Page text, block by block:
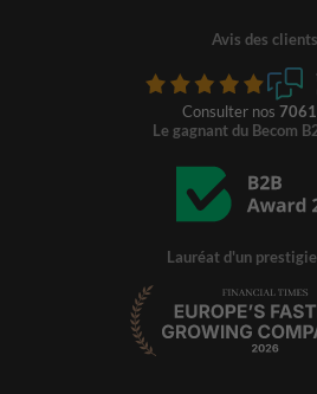
Avis des clients
Consulter nos 7061
Le gagnant du Becom
Lauréat d'un